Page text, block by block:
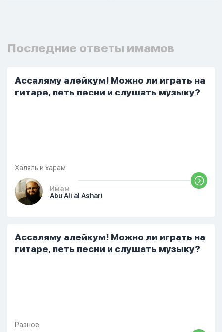
Последние ответы имамов
Ассаляму алейкум! Можно ли играть на
гитаре, петь песни и слушать музыку?
Халяль и харам
Имам
Abu Ali al Ashari
Ассаляму алейкум! Можно ли играть на
гитаре, петь песни и слушать музыку?
Разное